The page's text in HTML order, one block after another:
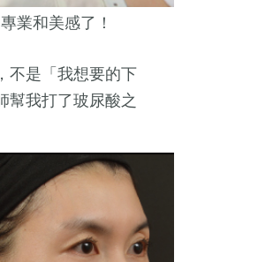
業和美感了！
不是「我想要的下
幫我打了玻尿酸之